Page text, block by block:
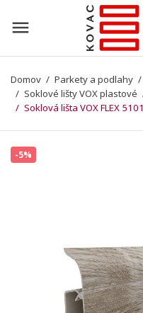
Domov Parkety a podlahy
Soklové lišty VOX plastové
Soklová lišta VOX FLEX 5101
-5%